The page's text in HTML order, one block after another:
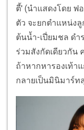
ตี้' (นำแสดงโดย ฟ
ตัว จะยกตำแหน่ง
ต้นน้ำ-เปี่ยมชล ดำ
ร่วมสังกัดเดียวกัน
ถ้าหากหารองเท้า
กลายเป็นมินิมาร์